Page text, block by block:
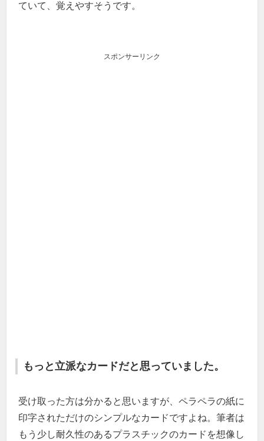
ていて、覚えやすそうです。
スポンサーリンク
もっと立派なカードだと思っていました。
受け取った方は分かると思いますが、ペラペラの紙に
印字されただけのシンプルなカードですよね。筆者は
もう少し耐久性のあるプラスチックのカードを想像し